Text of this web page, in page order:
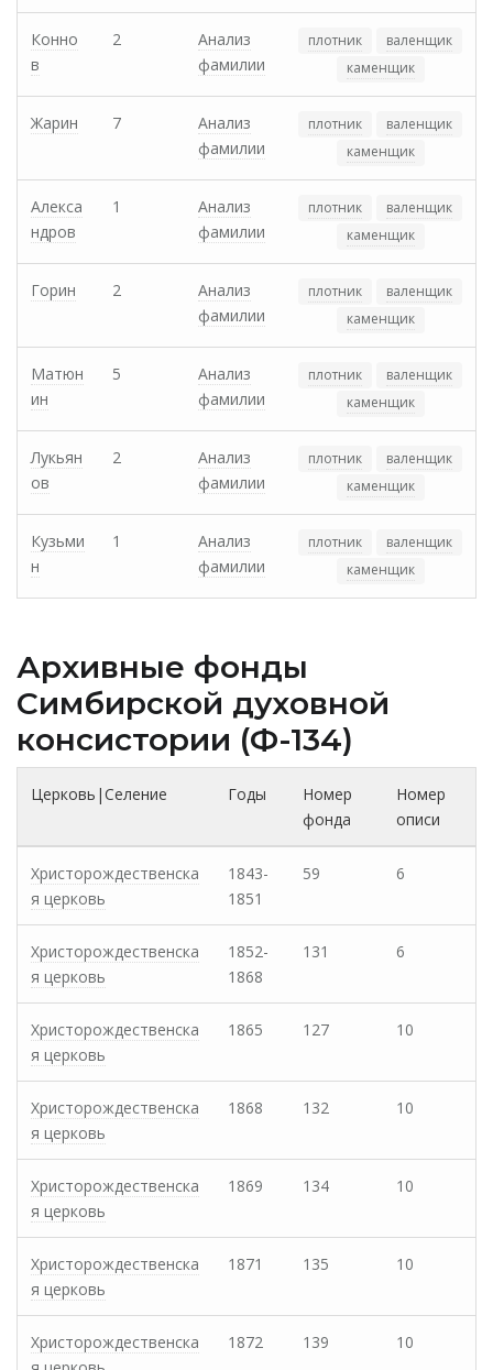
Конно
в
2
Анализ
фамилии
плотник
валенщик
каменщик
Жарин 7
Анализ
фамилии
плотник
валенщик
каменщик
Алекса
ндров
1
Анализ
фамилии
плотник
валенщик
каменщик
Горин 2
Анализ
фамилии
плотник
валенщик
каменщик
Матюн
ин
5
Анализ
фамилии
плотник
валенщик
каменщик
Лукьян
ов
2
Анализ
фамилии
плотник
валенщик
каменщик
Кузьми
н
1
Анализ
фамилии
плотник
валенщик
каменщик
Архивные фонды
Cимбирской духовной
консистории (Ф-134)
Церковь|Селение Годы
Номер
фонда
Номер
описи
Христорождественска
я церковь
1843-
1851
59 6
Христорождественска
я церковь
1852-
1868
131 6
Христорождественска
я церковь
1865 127 10
Христорождественска
я церковь
1868 132 10
Христорождественска
я церковь
1869 134 10
Христорождественска
я церковь
1871 135 10
Христорождественска
1872 139 10